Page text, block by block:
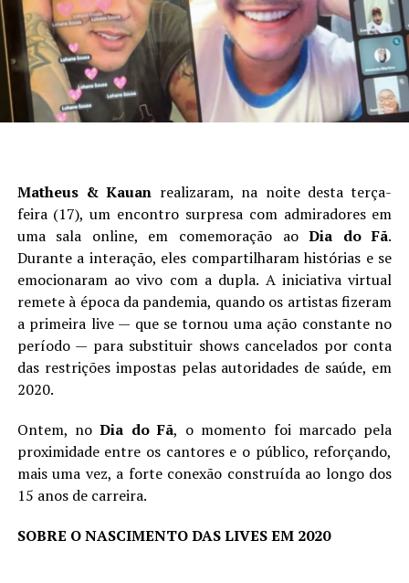
Matheus & Kauan realizaram, na noite desta terça-
feira (17), um encontro surpresa com admiradores em
uma sala online, em comemoração aoDia do Fã.
Durante a interação, eles compartilharam histórias e se
emocionaram ao vivo com a dupla. A iniciativa virtual
remete à época da pandemia, quando os artistas fizeram
a primeira live — que se tornou uma ação constante no
período — para substituir shows cancelados por conta
das restrições impostas pelas autoridades de saúde, em
2020.
Ontem, noDia do Fã, o momento foi marcado pela
proximidade entre os cantores e o público, reforçando,
mais uma vez, a forte conexão construída ao longo dos
15 anos de carreira.
SOBRE O NASCIMENTO DAS LIVES EM 2020